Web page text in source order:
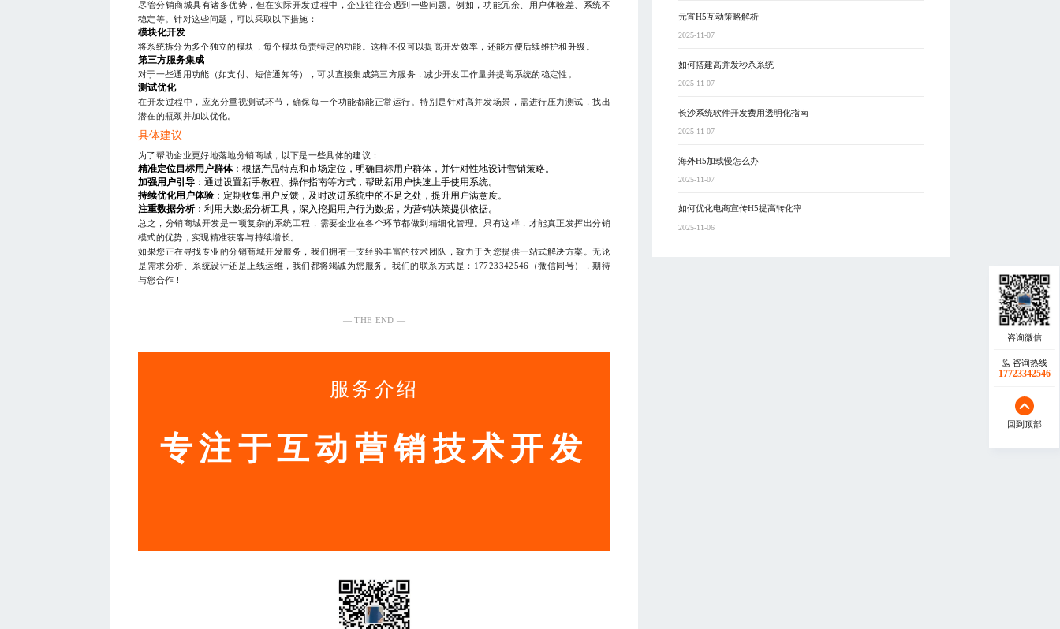
尽管分销商城具有诸多优势，但在实际开发过程中，企业往往会遇到一些问题。例如，功能冗余、用户体验差、系统不
稳定等。针对这些问题，可以采取以下措施：
模块化开发
将系统拆分为多个独立的模块，每个模块负责特定的功能。这样不仅可以提高开发效率，还能方便后续维护和升级。
第三方服务集成
对于一些通用功能（如支付、短信通知等），可以直接集成第三方服务，减少开发工作量并提高系统的稳定性。
测试优化
在开发过程中，应充分重视测试环节，确保每一个功能都能正常运行。特别是针对高并发场景，需进行压力测试，找出
潜在的瓶颈并加以优化。
具体建议
为了帮助企业更好地落地分销商城，以下是一些具体的建议：
精准定位目标用户群体：根据产品特点和市场定位，明确目标用户群体，并针对性地设计营销策略。
加强用户引导 ：通过设置新手教程、操作指南等方式，帮助新用户快速上手使用系统。
持续优化用户体验：定期收集用户反馈，及时改进系统中的不足之处，提升用户满意度。
注重数据分析：利用大数据分析工具，深入挖掘用户行为数据，为营销决策提供依据。
总之，分销商城开发是一项复杂的系统工程，需要企业在各个环节都做到精细化管理。只有这样，才能真正发挥出分销
模式的优势，实现精准获客与持续增长。
如果您正在寻找专业的分销商城开发服务，我们拥有一支经验丰富的技术团队，致力于为您提供一站式解决方案。无论
是需求分析、系统设计还是上线运维，我们都将竭诚为您服务。我们的联系方式是：17723342546（微信同号），期待
与您合作！
— THE END —
服务介绍
专注于互动营销技术开发
元宵H5互动策略解析
2025-11-07
如何搭建高并发秒杀系统
2025-11-07
长沙系统软件开发费用透明化指南
2025-11-07
海外H5加载慢怎么办
2025-11-07
如何优化电商宣传H5提高转化率
2025-11-06
咨询热线
17723342546
回到顶部